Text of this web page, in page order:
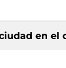
en el